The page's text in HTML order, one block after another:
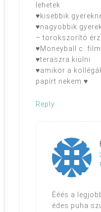
lehetek
♥kisebbik
♥nagyobbik
– torokszorító
♥Moneyball c. film
♥teraszra kiülni
♥amikor a
papírt nekem ♥
Reply
Ééés a
édes puha